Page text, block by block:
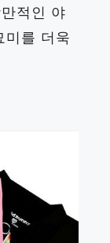
적인 야
미를 더욱